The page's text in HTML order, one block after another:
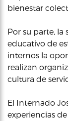
bienestar
Por su parte, la
educativo de
internos la
realizan
cultura de
El Internado
experiencias